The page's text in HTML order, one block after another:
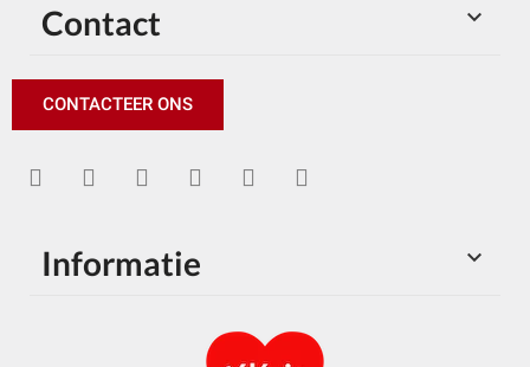

Contact
CONTACTEER ONS

Informatie